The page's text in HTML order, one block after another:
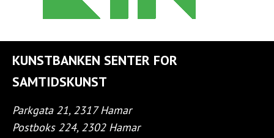
KUNSTBANKEN SENTER FOR
SAMTIDSKUNST
Parkgata 21, 2317 Hamar
Postboks 224, 2302 Hamar